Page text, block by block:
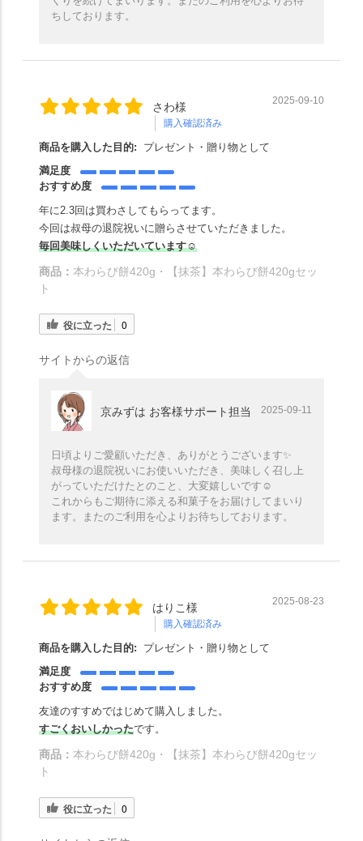
ちしております。
さわ様
購入確認済み
2025-09-10
商品を購入した目的:
プレゼント・贈り物として
満足度
おすすめ度
年に2.3回は買わさしてもらってます。
今回は叔母の退院祝いに贈らさせていただきました。
毎回美味しくいただいています☺️
商品： 本わらび餅420g・【抹茶】本わらび餅420gセッ
ト
役に立った 0
サイトからの返信
京みずは お客様サポート担当 2025-09-11
日頃よりご愛顧いただき、ありがとうございます✨️
叔母様の退院祝いにお使いいただき、美味しく召し上
がっていただけたとのこと、大変嬉しいです☺️
これからもご期待に添える和菓子をお届けしてまいり
ます。またのご利用を心よりお待ちしております。
はりこ様
購入確認済み
2025-08-23
商品を購入した目的:
プレゼント・贈り物として
満足度
おすすめ度
友達のすすめではじめて購入しました。
すごくおいしかったです。
商品： 本わらび餅420g・【抹茶】本わらび餅420gセッ
ト
役に立った 0